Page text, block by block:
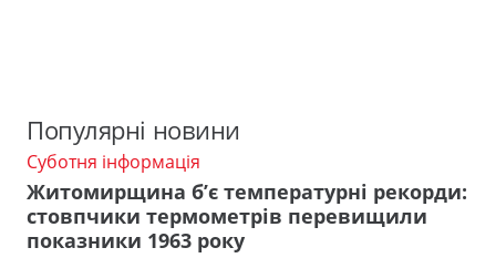
Популярні новини
Суботня інформація
Житомирщина б’є температурні рекорди:
стовпчики термометрів перевищили
показники 1963 року